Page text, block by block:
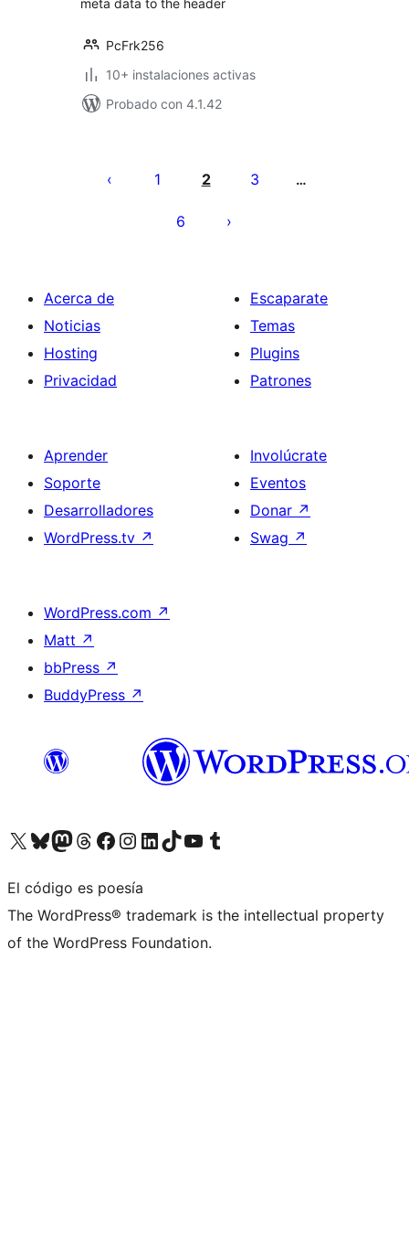
meta data to the header
PcFrk256
10+ instalaciones activas
Probado con 4.1.42
1 2 3 …
6
Acerca de
Noticias
Hosting
Privacidad
Escaparate
Temas
Plugins
Patrones
Aprender
Soporte
Desarrolladores
WordPress.tv ↗
Involúcrate
Eventos
Donar ↗
Swag ↗
WordPress.com ↗
Matt ↗
bbPress ↗
BuddyPress ↗
Visita nuestra cuenta de X (anteriormente Twitter)
Visita nuestra cuenta de Bluesky
Visita nuestra cuenta de Mastodon
Visita nuestra cuenta de Threads
Visita nuestra página de Facebook
Visita nuestra cuenta de Instagram
Visita nuestra cuenta de LinkedIn
Visita nuestra cuenta de TikTok
Visita nuestro canal de YouTube
Visita nuestra cuenta de Tumblr
El código es poesía
The WordPress® trademark is the intellectual property
of the WordPress Foundation.